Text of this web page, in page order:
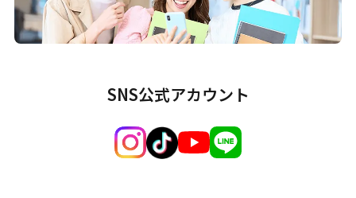
SNS公式アカウント